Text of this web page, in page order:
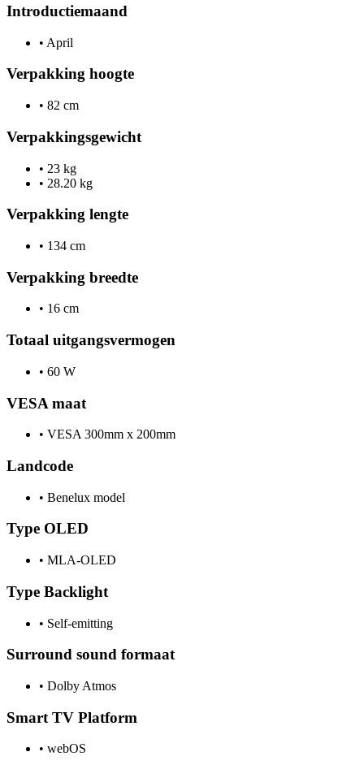
Introductiemaand
• April
Verpakking hoogte
• 82 cm
Verpakkingsgewicht
• 23 kg
• 28.20 kg
Verpakking lengte
• 134 cm
Verpakking breedte
• 16 cm
Totaal uitgangsvermogen
• 60 W
VESA maat
• VESA 300mm x 200mm
Landcode
• Benelux model
Type OLED
• MLA-OLED
Type Backlight
• Self-emitting
Surround sound formaat
• Dolby Atmos
Smart TV Platform
• webOS